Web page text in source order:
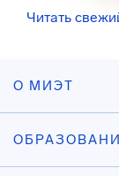
Читать
О МИЭТ